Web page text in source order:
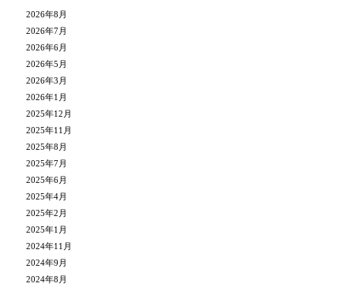
2026年8月
2026年7月
2026年6月
2026年5月
2026年3月
2026年1月
2025年12月
2025年11月
2025年8月
2025年7月
2025年6月
2025年4月
2025年2月
2025年1月
2024年11月
2024年9月
2024年8月